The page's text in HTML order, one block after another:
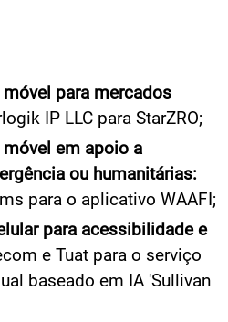
para mercados
IP LLC para StarZRO;
em apoio a
ou humanitárias:
para o aplicativo WAAFI;
para acessibilidade e
e Tuat para o serviço
baseado em IA 'Sullivan